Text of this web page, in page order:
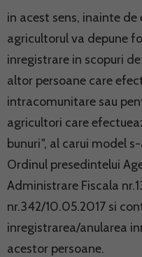
in acest sens, inainte
agricultorul va depune
inregistrare in scopuri
altor persoane care
intracomunitare sau
agricultori care
bunuri", al carui model
Ordinul presedintelui
Administrare Fiscala
nr.342/10.05.2017 si
inregistrarea/anularea
acestor persoane.